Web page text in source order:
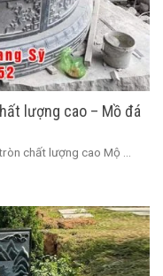
lượng cao – Mồ đá
chất lượng cao Mộ ...